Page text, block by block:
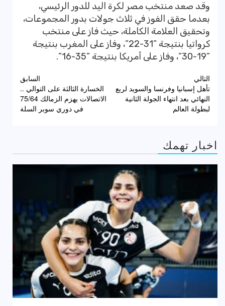
وقد صعد منتخب مصر لكرة اليد للدور الرئيسي،
بعدما حقق الفوز في ثلاث جولات بدور المجموعات،
وتحقيق العلامة الكاملة، حيث فاز على منتخب
كرواتيا بنتيجة ”31-22”، وفاز على المغرب بنتيجة
”19-30”، وفاز على أمريكا بنتيجة ”35-16”.
تصفّح
المقالات
السابق
الخسارة الثالثة على التوالي ..
الاتصالات يهزم الزمالك 75/64
في دوري سوبر السلة
التالي
تأهل إسبانيا وفرنسا والسويد لربع
النهائي بعد انتهاء الجولة الثانية
لبطولة العالم
اخبار تهمك